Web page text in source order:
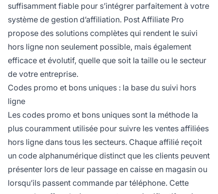
suffisamment fiable pour s’intégrer parfaitement à votre
système de gestion d’affiliation. Post Affiliate Pro
propose des solutions complètes qui rendent le suivi
hors ligne non seulement possible, mais également
efficace et évolutif, quelle que soit la taille ou le secteur
de votre entreprise.
Codes promo et bons uniques : la base du suivi hors
ligne
Les codes promo et bons uniques sont la méthode la
plus couramment utilisée pour suivre les ventes affiliées
hors ligne dans tous les secteurs. Chaque affilié reçoit
un code alphanumérique distinct que les clients peuvent
présenter lors de leur passage en caisse en magasin ou
lorsqu’ils passent commande par téléphone. Cette